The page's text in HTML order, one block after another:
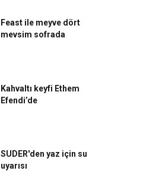
Feast ile meyve dört
mevsim sofrada
Kahvaltı keyfi Ethem
Efendi’de
SUDER'den yaz için su
uyarısı